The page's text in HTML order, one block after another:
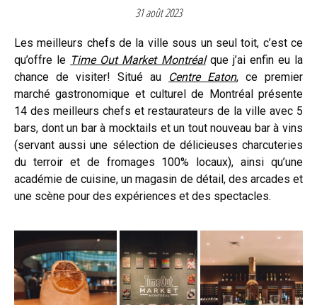
31 août 2023
Les meilleurs chefs de la ville sous un seul toit, c’est ce
qu’offre le Time Out Market Montréalque j’ai enfin eu la
chance de visiter! Situé au
Centre Eaton, ce premier
marché gastronomique et culturel de Montréal présente
14 des meilleurs chefs et restaurateurs de la ville avec 5
bars, dont un bar à mocktails et un tout nouveau bar à vins
(servant aussi une sélection de délicieuses charcuteries
du terroir et de fromages 100% locaux), ainsi qu’une
académie de cuisine, un magasin de détail, des arcades et
une scène pour des expériences et des spectacles.